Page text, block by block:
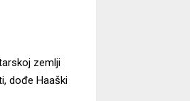
zemlji
dođe Haaški